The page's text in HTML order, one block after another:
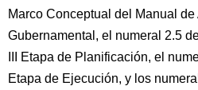
Marco Conceptual del Manual
Gubernamental, el numeral 2.5
III Etapa de Planificación, el
Etapa de Ejecución, y los